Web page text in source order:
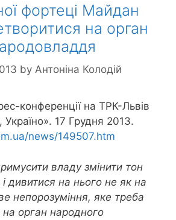
фортеці Майдан
на орган
by Антоніна Колодій
конференції на ТРК-Львів
17 Грудня 2013.
news/149507.htm
владу змінити тон
дивитися на нього не як на
непорозуміння, яке треба
орган народного